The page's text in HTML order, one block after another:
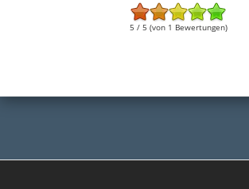
5 / 5 (von 1 Bewertungen)